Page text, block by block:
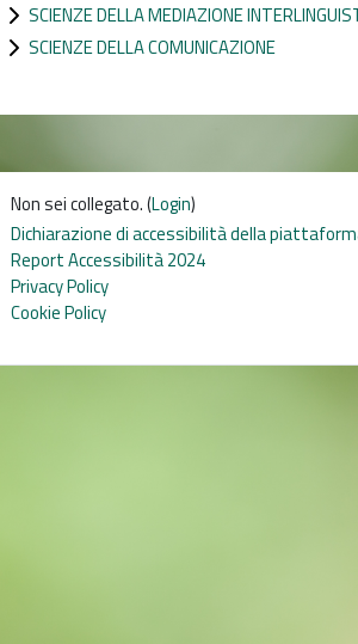
SCIENZE DELLA MEDIAZIONE
SCIENZE DELLA COMUNICAZIONE
Non sei collegato. (Login)
Dichiarazione di accessibilità della
Report Accessibilità 2024
Privacy Policy
Cookie Policy